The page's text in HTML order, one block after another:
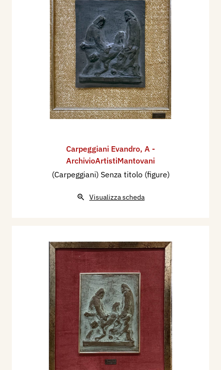
Carpeggiani Evandro, A -
ArchivioArtistiMantovani
(Carpeggiani) Senza titolo (figure)
Visualizza scheda